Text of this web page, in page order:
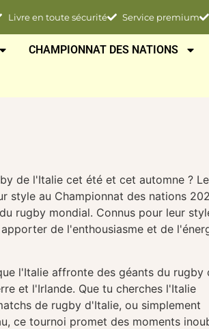
Livre en toute sécurité Service premium
CHAMPIONNAT DES NATIONS
de l'Italie cet été et cet automne ?
style au Championnat des nations
rugby mondial. Connus pour leur
de l'enthousiasme et de
l'Italie affronte des géants du rugby
et l'Irlande. Que tu cherches l'Italie
de rugby d'Italie, ou simplement
ce tournoi promet des moments